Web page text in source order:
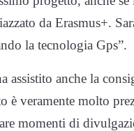
da Erasmus+.
la tecnologia Gps”.
assistito anche la
è veramente molto
momenti di